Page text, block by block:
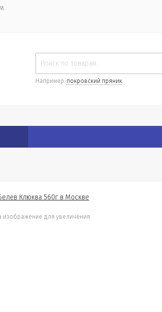
Например: покровский пряник
изображение для увеличения